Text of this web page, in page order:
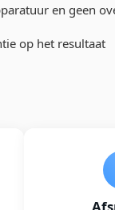
en geen
op het resultaat